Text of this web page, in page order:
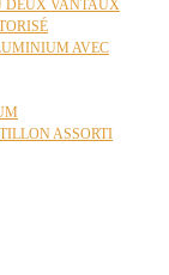
DEUX VANTAUX
AVEC
ASSORTI